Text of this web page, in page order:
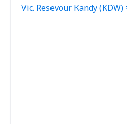
Vic. Resevour Kandy (KDW)